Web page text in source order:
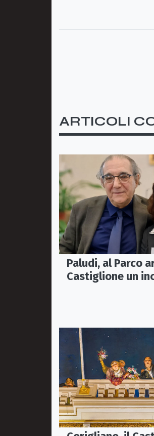
ARTICOLI
Paludi, al Parco
Castiglione un
Pierfranco